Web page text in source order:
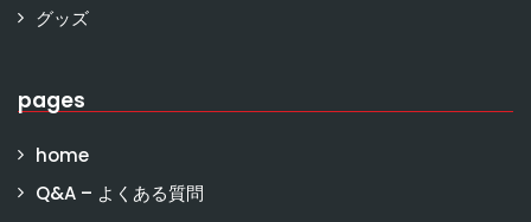
グッズ
pages
home
Q&A – よくある質問